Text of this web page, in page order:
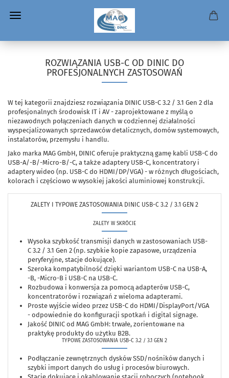
ROZWIĄZANIA USB-C OD DINIC DO
PROFESJONALNYCH ZASTOSOWAŃ
W tej kategorii znajdziesz rozwiązania DINIC USB-C 3.2 / 3.1 Gen 2 dla
profesjonalnych środowisk IT i AV - zaprojektowane z myślą o
niezawodnych połączeniach danych w codziennej działalności
wyspecjalizowanych sprzedawców detalicznych, domów systemowych,
instalatorów, przemysłu i handlu.
Jako marka MAG GmbH, DINIC oferuje praktyczną gamę kabli USB-C do
USB-A/-B/-Micro-B/-C, a także adaptery USB-C, koncentratory i
adaptery wideo (np. USB-C do HDMI/DP/VGA) - w różnych długościach,
kolorach i częściowo w wysokiej jakości aluminiowej konstrukcji.
ZALETY I TYPOWE ZASTOSOWANIA DINIC USB-C 3.2 / 3.1 GEN 2
ZALETY W SKRÓCIE
Wysoka szybkość transmisji danych w zastosowaniach USB-
C 3.2 / 3.1 Gen 2 (np. szybkie kopie zapasowe, urządzenia
peryferyjne, stacje dokujące).
Szeroka kompatybilność dzięki wariantom USB-C na USB-A,
-B, -Micro-B i USB-C na USB-C.
Rozbudowa i konwersja za pomocą adapterów USB-C,
koncentratorów i rozwiązań z wieloma adapterami.
Proste wyjście wideo przez USB-C do HDMI/DisplayPort/VGA
- odpowiednie do konfiguracji spotkań i digital signage.
Jakość DINIC od MAG GmbH: trwałe, zorientowane na
praktykę produkty do użytku B2B.
TYPOWE ZASTOSOWANIA USB-C 3.2 / 3.1 GEN 2
Podłączanie zewnętrznych dysków SSD/nośników danych i
szybki import danych do usług i procesów biurowych.